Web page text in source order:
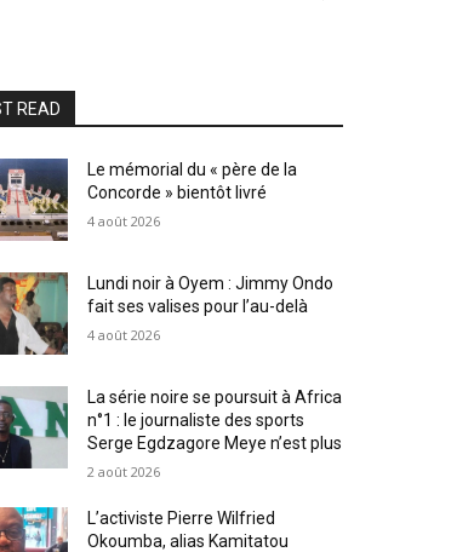
READ
Le mémorial du « père de la
Concorde » bientôt livré
4 août 2026
Lundi noir à Oyem : Jimmy Ondo
fait ses valises pour l’au-delà
4 août 2026
La série noire se poursuit à Africa
n°1 : le journaliste des sports
Serge Egdzagore Meye n’est plus
2 août 2026
L’activiste Pierre Wilfried
Okoumba, alias Kamitatou